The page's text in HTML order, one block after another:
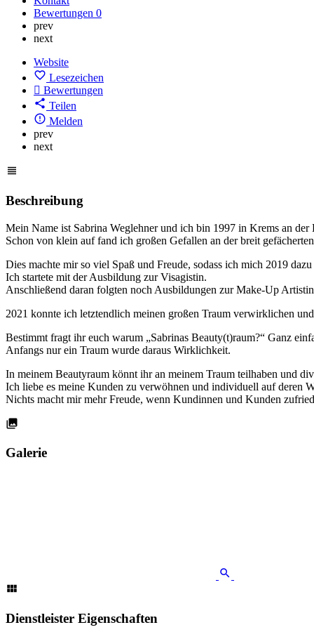
Bewertungen 0
prev
next
Website
Lesezeichen
Bewertungen
Teilen
Melden
prev
next
Beschreibung
Mein Name ist Sabrina Weglehner und ich bin 1997 in Krems an der
Schon von klein auf fand ich großen Gefallen an der breit
Dies machte mir so viel Spaß und Freude, sodass ich mich 2019
Ich startete mit der Ausbildung zur Visagistin.
Anschließend daran folgten noch Ausbildungen zur Make-Up
2021 konnte ich letztendlich meinen großen Traum verwirklichen
Bestimmt fragt ihr euch warum „Sabrinas Beauty(t)raum?“ Ganz
Anfangs nur ein Traum wurde daraus Wirklichkeit.
In meinem Beautyraum könnt ihr an meinem Traum teilhaben und
Ich liebe es meine Kunden zu verwöhnen und individuell auf deren
Nichts macht mir mehr Freude, wenn Kundinnen und Kunden
Galerie
Dienstleister Eigenschaften